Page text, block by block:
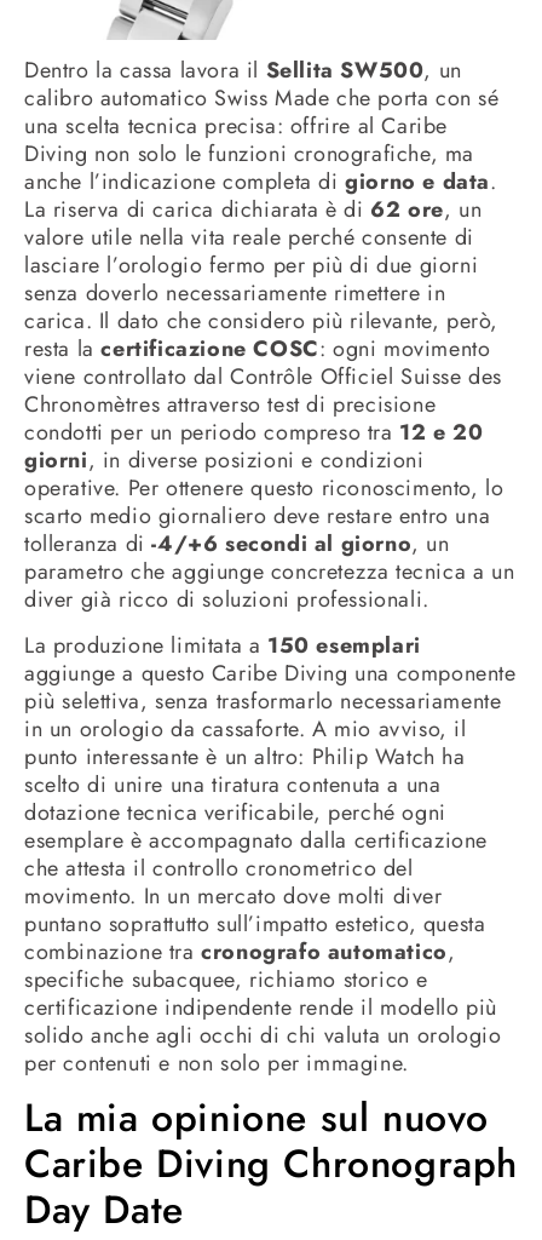
Dentro la cassa lavora il Sellita SW500, un
calibro automatico Swiss Made che porta con sé
una scelta tecnica precisa: offrire al Caribe
Diving non solo le funzioni cronografiche, ma
anche l’indicazione completa digiorno e data.
La riserva di carica dichiarata è di 62 ore, un
valore utile nella vita reale perché consente di
lasciare l’orologio fermo per più di due giorni
senza doverlo necessariamente rimettere in
carica. Il dato che considero più rilevante, però,
resta lacertificazione COSC: ogni movimento
viene controllato dal Contrôle Officiel Suisse des
Chronomètres attraverso test di precisione
condotti per un periodo compreso tra 12 e 20
giorni, in diverse posizioni e condizioni
operative. Per ottenere questo riconoscimento, lo
scarto medio giornaliero deve restare entro una
tolleranza di-4/+6 secondi al giorno, un
parametro che aggiunge concretezza tecnica a un
diver già ricco di soluzioni professionali.
La produzione limitata a 150 esemplari
aggiunge a questo Caribe Diving una componente
più selettiva, senza trasformarlo necessariamente
in un orologio da cassaforte. A mio avviso, il
punto interessante è un altro: Philip Watch ha
scelto di unire una tiratura contenuta a una
dotazione tecnica verificabile, perché ogni
esemplare è accompagnato dalla certificazione
che attesta il controllo cronometrico del
movimento. In un mercato dove molti diver
puntano soprattutto sull’impatto estetico, questa
combinazione tracronografo automatico,
specifiche subacquee, richiamo storico e
certificazione indipendente rende il modello più
solido anche agli occhi di chi valuta un orologio
per contenuti e non solo per immagine.
La mia opinione sul nuovo
Caribe Diving Chronograph
Day Date